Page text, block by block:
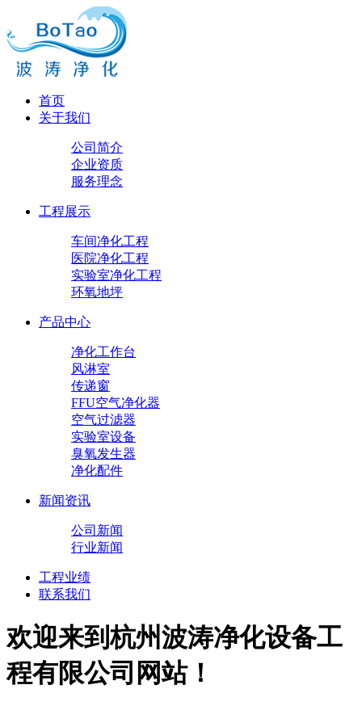
首页
关于我们
公司简介
企业资质
服务理念
工程展示
车间净化工程
医院净化工程
实验室净化工程
环氧地坪
产品中心
净化工作台
风淋室
传递窗
FFU空气净化器
空气过滤器
实验室设备
臭氧发生器
净化配件
新闻资讯
公司新闻
行业新闻
工程业绩
联系我们
欢迎来到杭州波涛净化设备工
程有限公司网站！